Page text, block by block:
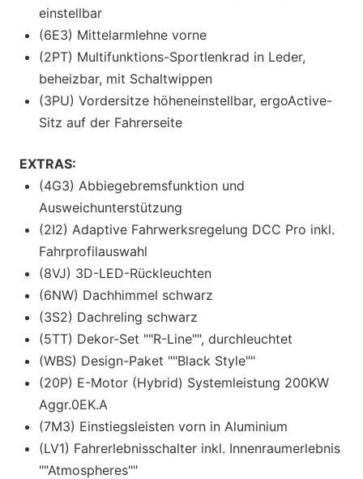
einstellbar
(6E3) Mittelarmlehne vorne
(2PT) Multifunktions-Sportlenkrad in Leder,
beheizbar, mit Schaltwippen
(3PU) Vordersitze höheneinstellbar, ergoActive-
Sitz auf der Fahrerseite
EXTRAS:
(4G3) Abbiegebremsfunktion und
Ausweichunterstützung
(2I2) Adaptive Fahrwerksregelung DCC Pro inkl.
Fahrprofilauswahl
(8VJ) 3D-LED-Rückleuchten
(6NW) Dachhimmel schwarz
(3S2) Dachreling schwarz
(5TT) Dekor-Set ""R-Line"", durchleuchtet
(WBS) Design-Paket ""Black Style""
(20P) E-Motor (Hybrid) Systemleistung 200KW
Aggr.0EK.A
(7M3) Einstiegsleisten vorn in Aluminium
(LV1) Fahrerlebnisschalter inkl. Innenraumerlebnis
""Atmospheres""